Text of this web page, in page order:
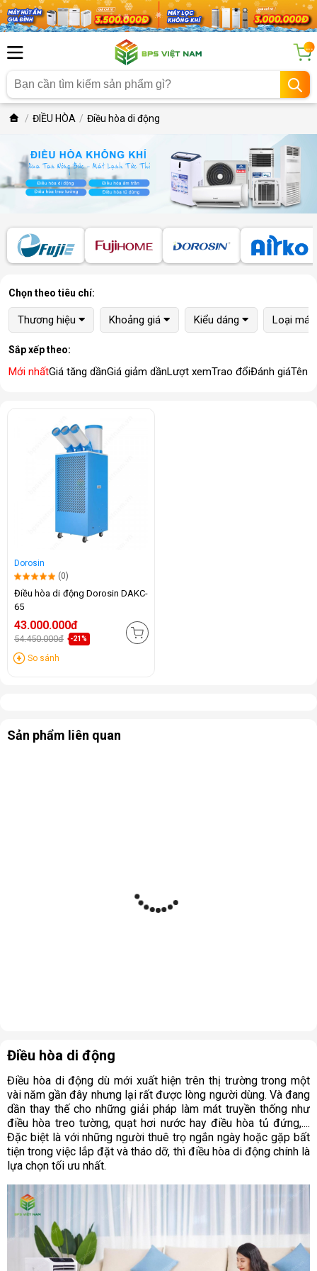
...
ĐIỀU HÒA Điều hòa di động
Chọn theo tiêu chí:
Thương hiệu Khoảng giá Kiểu dáng Loại máy
Sắp xếp theo:
Mới nhấtGiá tăng dầnGiá giảm dầnLượt xemTrao đổiĐánh giáTên
Dorosin
(0)
Điều hòa di động Dorosin DAKC-
65
43.000.000đ
54.450.000đ -21%
So sánh
Sản phẩm liên quan
Điều hòa di động
Điều hòa di động dù mới xuất hiện trên thị trường trong một
vài năm gần đây nhưng lại rất được lòng người dùng. Và đang
dần thay thế cho những giải pháp làm mát truyền thống như
điều hòa treo tường, quạt hơi nước hay điều hòa tủ đứng,....
Đặc biệt là với những người thuê trọ ngắn ngày hoặc gặp bất
tiện trong việc lắp đặt và tháo dỡ, thì điều hòa di động chính là
lựa chọn tối ưu nhất.